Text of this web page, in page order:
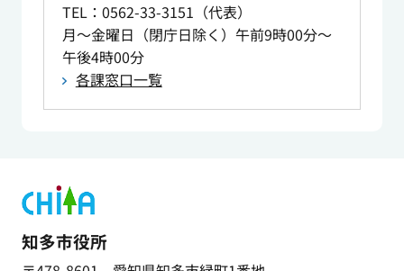
TEL：0562-33-3151（代表）
月～金曜日（閉庁日除く）午前9時00分～
午後4時00分
各課窓口一覧
知多市役所